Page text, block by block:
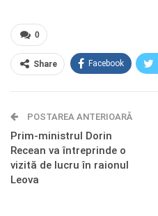
0
Share Facebook
Telegram OK.ru
POSTAREA ANTERIOARĂ
Prim-ministrul Dorin
Recean va întreprinde o
vizită de lucru în raionul
Leova